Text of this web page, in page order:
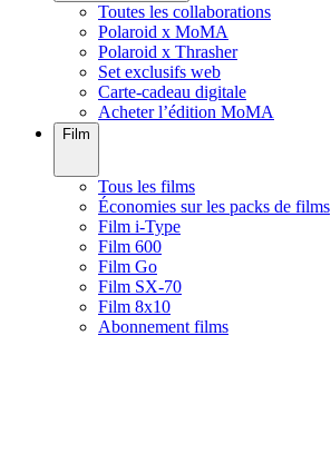
Toutes les collaborations
Polaroid x MoMA
Polaroid x Thrasher
Set exclusifs web
Carte-cadeau digitale
Acheter l’édition MoMA
Film
Tous les films
Économies sur les packs de films
Film i-Type
Film 600
Film Go
Film SX-70
Film 8x10
Abonnement films